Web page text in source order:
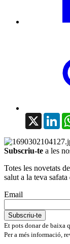
X
Subscriu-te a les
Totes les novetats
salut a la teva safata
Email
Et pots donar de baixa
Per a més informació,